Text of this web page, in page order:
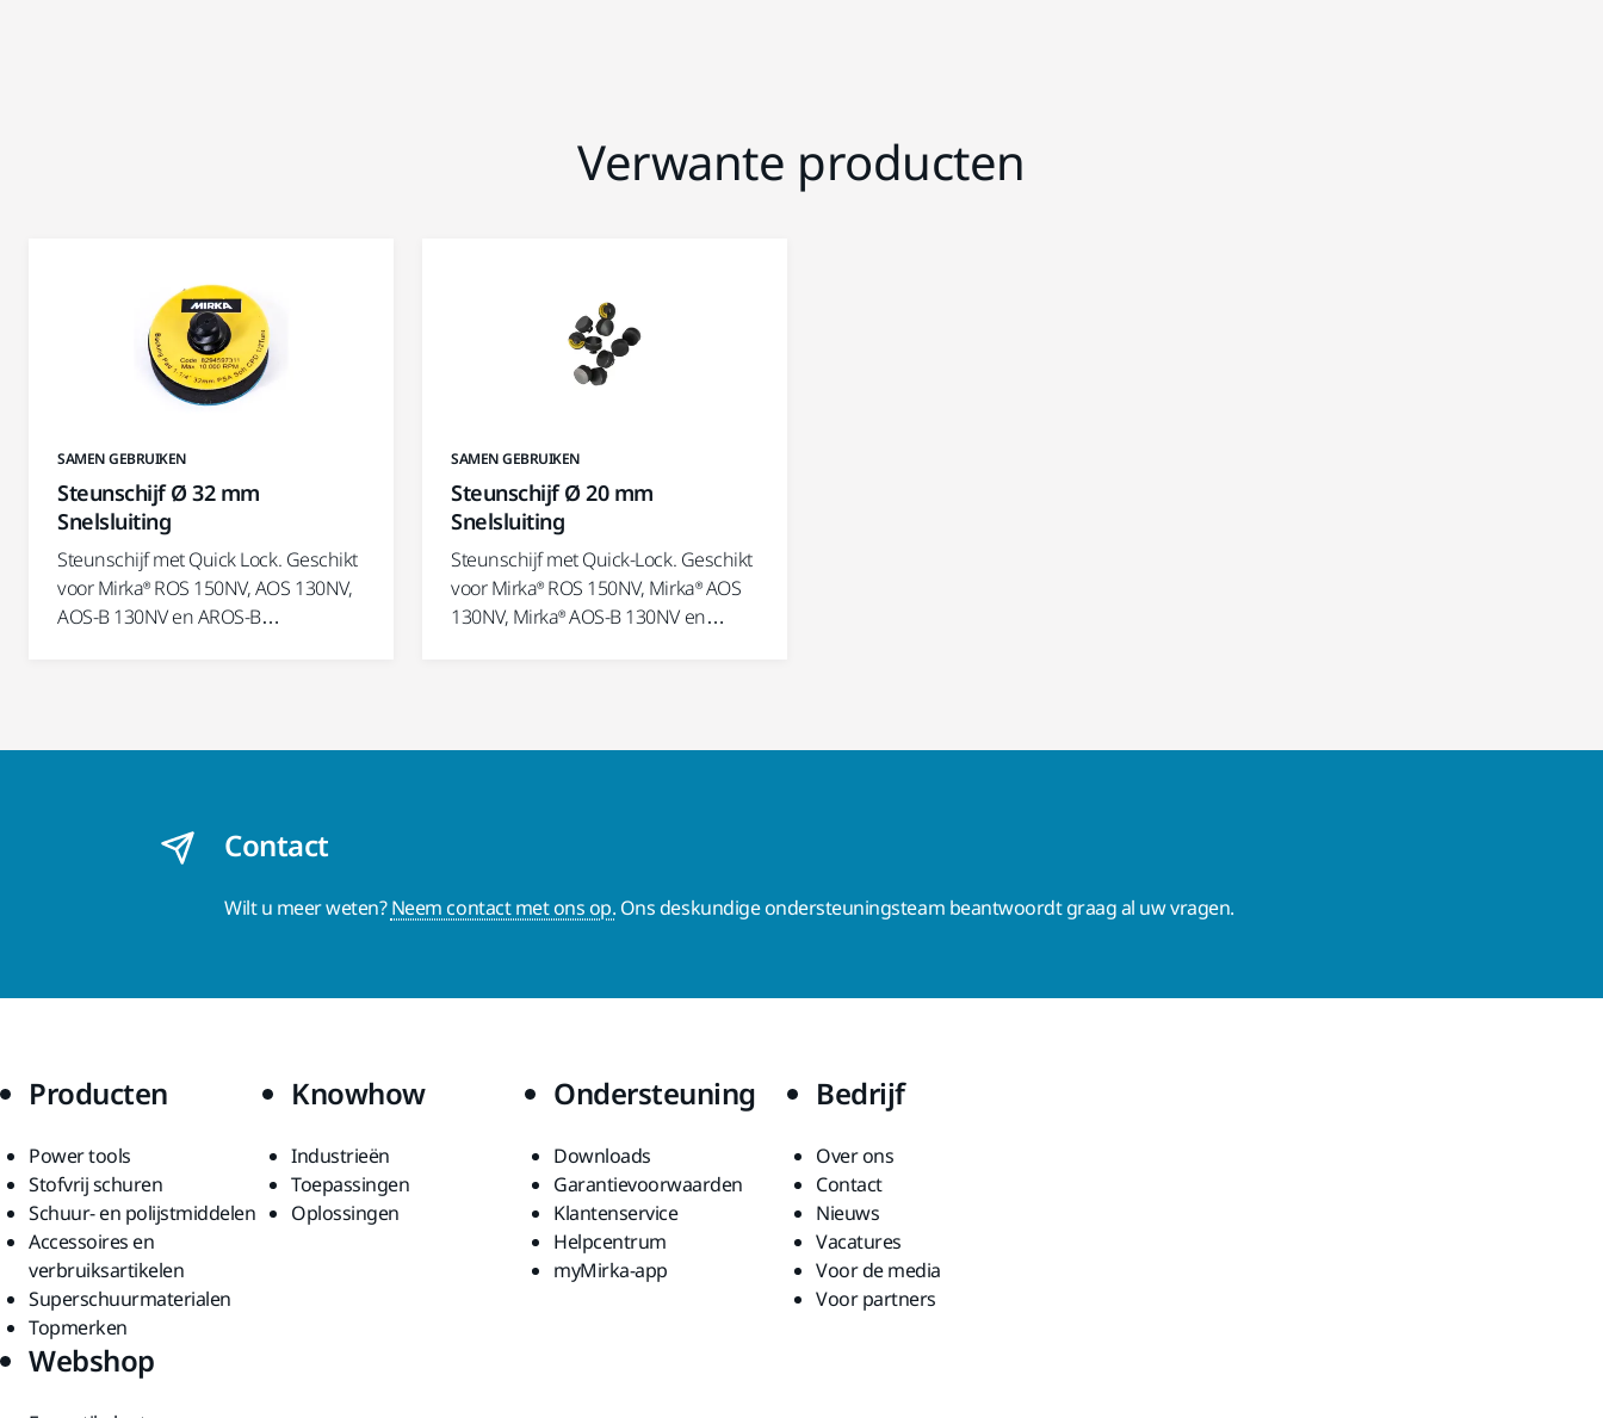
Verwante producten
SAMEN GEBRUIKEN
Steunschijf Ø 32 mm
Snelsluiting
Steunschijf met Quick Lock. Geschikt
voor Mirka® ROS 150NV, AOS 130NV,
AOS-B 130NV en AROS-B…
SAMEN GEBRUIKEN
Steunschijf Ø 20 mm
Snelsluiting
Steunschijf met Quick-Lock. Geschikt
voor Mirka® ROS 150NV, Mirka® AOS
130NV, Mirka® AOS-B 130NV en…
Contact
Wilt u meer weten?Neem contact met ons op. Ons deskundige ondersteuningsteam beantwoordt graag al uw vragen.
Producten
Power tools
Stofvrij schuren
Schuur- en polijstmiddelen
Accessoires en
verbruiksartikelen
Superschuurmaterialen
Topmerken
Knowhow
Industrieën
Toepassingen
Oplossingen
Ondersteuning
Downloads
Garantievoorwaarden
Klantenservice
Helpcentrum
myMirka-app
Bedrijf
Over ons
Contact
Nieuws
Vacatures
Voor de media
Voor partners
Webshop